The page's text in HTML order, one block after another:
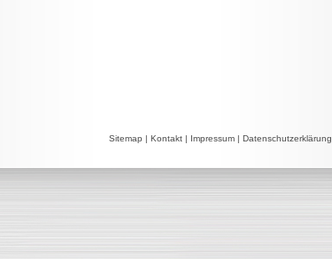
Sitemap | Kontakt | Impressum | Datenschutzerklärung